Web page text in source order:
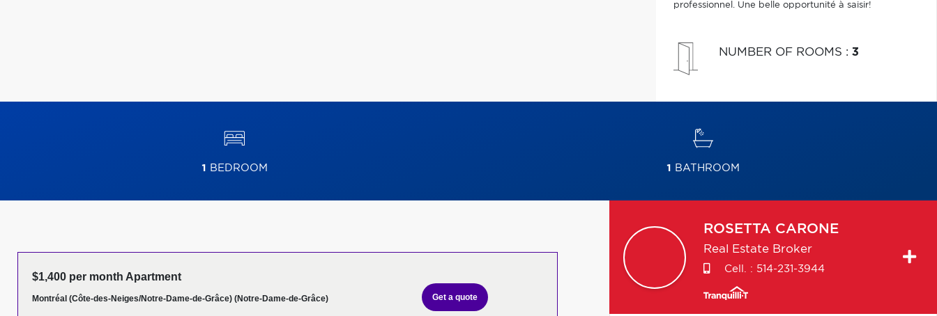
professionnel. Une belle opportunité à saisir!
NUMBER OF ROOMS : 3
1 BEDROOM 1 BATHROOM
$1,400 per month Apartment
Montréal (Côte-des-Neiges/Notre-Dame-de-Grâce) (Notre-Dame-de-Grâce) Get a quote
ROSETTA CARONE
Real Estate Broker
Cell. : 514-231-3944